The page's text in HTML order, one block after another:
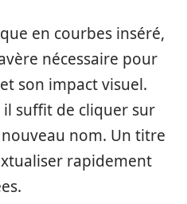
en courbes inséré,
nécessaire pour
son impact visuel.
suffit de cliquer sur
nom. Un titre
rapidement